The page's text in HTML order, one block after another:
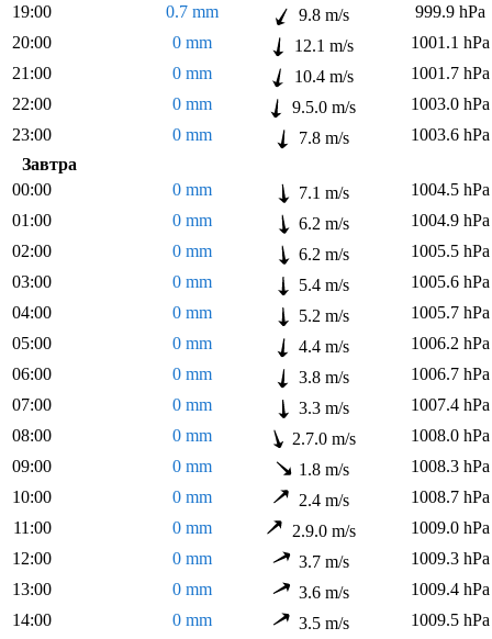
19:00
0.7 mm 9.8 m/s
999.9 hPa
20:00
0 mm 12.1 m/s
1001.1 hPa
21:00
0 mm 10.4 m/s
1001.7 hPa
22:00
0 mm 9.5.0 m/s
1003.0 hPa
23:00
0 mm 7.8 m/s
1003.6 hPa
Завтра
00:00
0 mm 7.1 m/s
1004.5 hPa
01:00
0 mm 6.2 m/s
1004.9 hPa
02:00
0 mm 6.2 m/s
1005.5 hPa
03:00
0 mm 5.4 m/s
1005.6 hPa
04:00
0 mm 5.2 m/s
1005.7 hPa
05:00
0 mm 4.4 m/s
1006.2 hPa
06:00
0 mm 3.8 m/s
1006.7 hPa
07:00
0 mm 3.3 m/s
1007.4 hPa
08:00
0 mm 2.7.0 m/s
1008.0 hPa
09:00
0 mm 1.8 m/s
1008.3 hPa
10:00
0 mm 2.4 m/s
1008.7 hPa
11:00
0 mm 2.9.0 m/s
1009.0 hPa
12:00
0 mm 3.7 m/s
1009.3 hPa
13:00
0 mm 3.6 m/s
1009.4 hPa
14:00
0 mm 3.5 m/s
1009.5 hPa